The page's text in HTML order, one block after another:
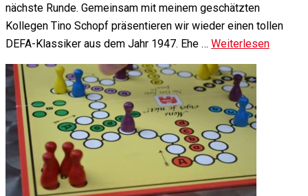
nächste Runde. Gemeinsam mit meinem geschätzten
Kollegen Tino Schopf präsentieren wir wieder einen tollen
DEFA-Klassiker aus dem Jahr 1947. Ehe … Weiterlesen